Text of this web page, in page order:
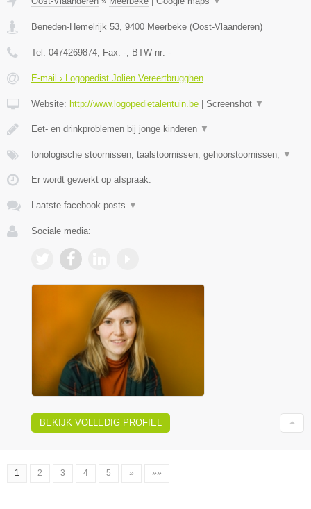
Beneden-Hemelrijk 53, 9400 Meerbeke (Oost-Vlaanderen)
Tel: 0474269874, Fax: -, BTW-nr: -
E-mail › Logopedist Jolien Vereertbrugghen
Website: http://www.logopedietalentuin.be Screenshot ▼
Eet- en drinkproblemen bij jonge kinderen ▼
fonologische stoornissen, taalstoornissen, gehoorstoornissen, ▼
Er wordt gewerkt op afspraak.
Laatste facebook posts ▼
Sociale media:
BEKIJK VOLLEDIG PROFIEL
1 2 3 4 5 » »»